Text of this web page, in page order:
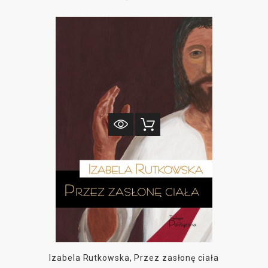
trzydziestu lat. Reprezentują one szerokie spektrum gatunkowe, w którym,
jak w zwierciadle, można dostrzec zarys wielowymiarowej osobowości ich
Czytelnik znajdzie tu eseje, artykuły naukowe i publicystyczne, teksty
prelekcji wygłaszanych podczas konferencji, recenzje wystaw, wstępy do
książek, kazania, notatki, wiersze, poetyckie ekfrazy. Początek i koniec
antologii ujmują, niczym kunsztowne okładki liturgicznego kodeksu, dwa
eseje: „Na początku była kultura” oraz „Absolutna przyszłość kultury”.
Izabela Rutkowska, Przez zasłonę ciała